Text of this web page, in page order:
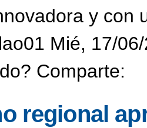
y con
Mié, 17/
Comparte:
regional